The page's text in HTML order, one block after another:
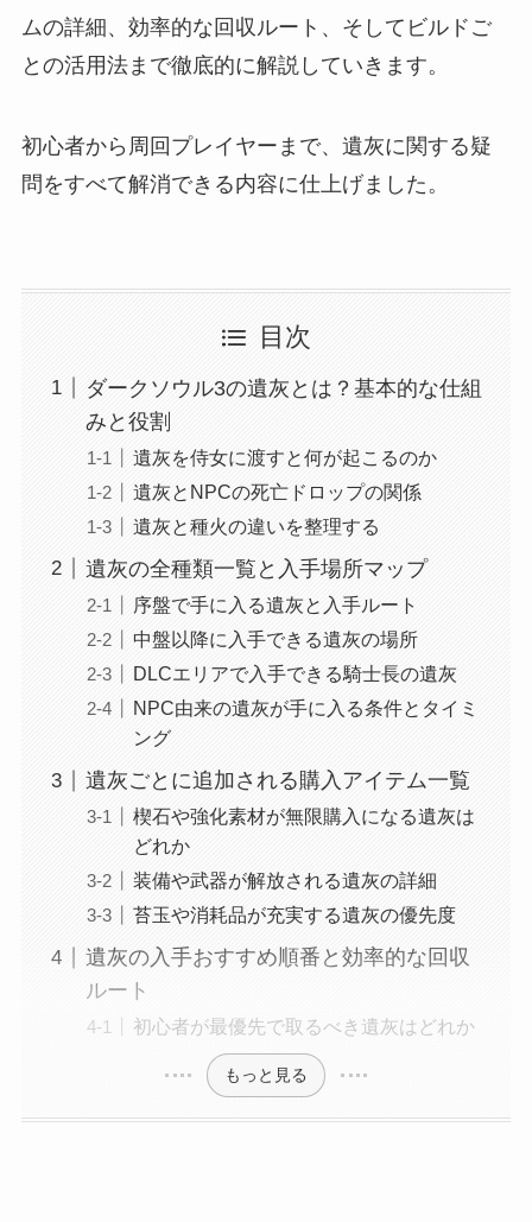
ムの詳細、効率的な回収ルート、そしてビルドご
との活用法まで徹底的に解説していきます。
初心者から周回プレイヤーまで、遺灰に関する疑
問をすべて解消できる内容に仕上げました。
目次
ダークソウル3の遺灰とは？基本的な仕組
みと役割
遺灰を侍女に渡すと何が起こるのか
遺灰とNPCの死亡ドロップの関係
遺灰と種火の違いを整理する
遺灰の全種類一覧と入手場所マップ
序盤で手に入る遺灰と入手ルート
中盤以降に入手できる遺灰の場所
DLCエリアで入手できる騎士長の遺灰
NPC由来の遺灰が手に入る条件とタイミ
ング
遺灰ごとに追加される購入アイテム一覧
楔石や強化素材が無限購入になる遺灰は
どれか
装備や武器が解放される遺灰の詳細
苔玉や消耗品が充実する遺灰の優先度
遺灰の入手おすすめ順番と効率的な回収
ルート
初心者が最優先で取るべき遺灰はどれか
もっと見る